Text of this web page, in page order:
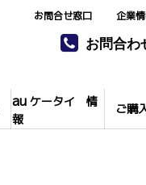
お問合わ
auケータイ 情
報
ご購
お問合せ窓口 企業